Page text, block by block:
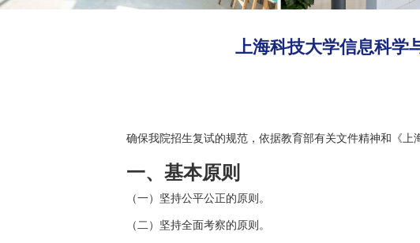
上海科技大学信息科学
确保我院招生复试的规范，依据教育部有关文件精神和《上
一、 基本原则
（一）坚持公平公正的原则。
（二）坚持全面考察的原则。